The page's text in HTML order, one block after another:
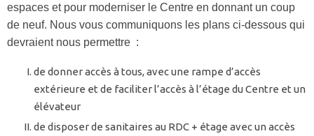
espaces et pour moderniser le Centre en donnant un coup
de neuf. Nous vous communiquons les plans ci-dessous qui
devraient nous permettre :
de donner accès à tous, avec une rampe d’accès
extérieure et de faciliter l’accès à l’étage du Centre et un
élévateur
de disposer de sanitaires au RDC + étage avec un accès